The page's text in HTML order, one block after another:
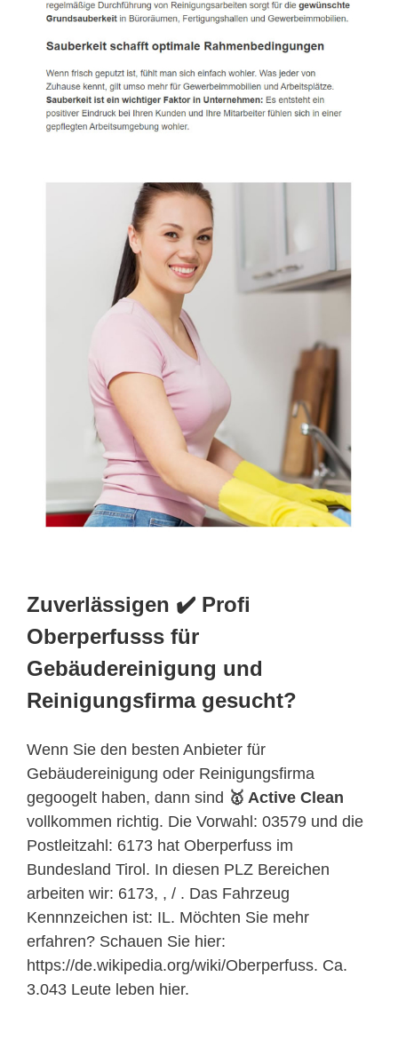
Zuverlässigen ✔️ Profi
Oberperfusss für
Gebäudereinigung und
Reinigungsfirma gesucht?
Wenn Sie den besten Anbieter für
Gebäudereinigung oder Reinigungsfirma
gegoogelt haben, dann sind 🥇 Active Clean
vollkommen richtig. Die Vorwahl: 03579 und die
Postleitzahl: 6173 hat Oberperfuss im
Bundesland Tirol. In diesen PLZ Bereichen
arbeiten wir: 6173, , / . Das Fahrzeug
Kennnzeichen ist: IL. Möchten Sie mehr
erfahren? Schauen Sie hier:
https://de.wikipedia.org/wiki/Oberperfuss. Ca.
3.043 Leute leben hier.